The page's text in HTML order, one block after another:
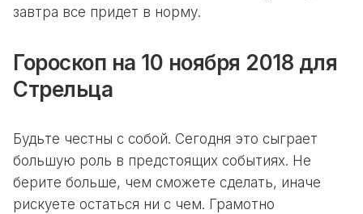
завтра все придет в норму.
Гороскоп на 10 ноября 2018 для
Стрельца
Будьте честны с собой. Сегодня это сыграет
большую роль в предстоящих событиях. Не
берите больше, чем сможете сделать, иначе
рискуете остаться ни с чем. Грамотно